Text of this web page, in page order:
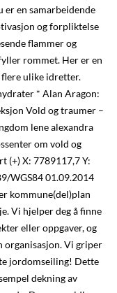
er en samarbeidende
og forpliktelse
flammer og
rommet. Her er en
ulike idretter.
* Alan Aragon:
Vold og traumer –
lene alexandra
om vold og
(+) X: 7789117,7 Y:
WGS84 01.09.2014
kommune(del)plan
Vi hjelper deg å finne
eller oppgaver, og
organisasjon. Vi griper
jordomseiling! Dette
dekning av